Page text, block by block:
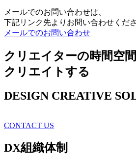
メールでのお問い合わせは、
下記リンク先よりお問い合わせくださ
メールでのお問い合わせ
クリエイターの時間空
クリエイトする
DESIGN CREATIVE
CONTACT US
DX組織体制